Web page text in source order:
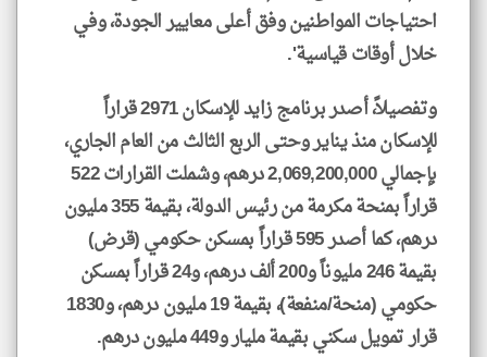
احتياجات المواطنين وفق أعلى معايير الجودة، وفي
خلال أوقات قياسية'.
وتفصيلاً، أصدر برنامج زايد للإسكان 2971 قراراً
للإسكان منذ يناير وحتى الربع الثالث من العام الجاري،
بإجمالي 2,069,200,000 درهم، وشملت القرارات 522
قراراً بمنحة مكرمة من رئيس الدولة، بقيمة 355 مليون
درهم، كما أصدر 595 قراراً بمسكن حكومي (قرض)
بقيمة 246 مليوناً و200 ألف درهم، و24 قراراً بمسكن
حكومي (منحة/منفعة)، بقيمة 19 مليون درهم، و1830
قرار تمويل سكني بقيمة مليار و449 مليون درهم.